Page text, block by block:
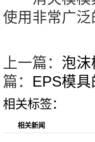
使用非常广
上一篇： 泡沫
篇： EPS模
相关标签：
相关新闻